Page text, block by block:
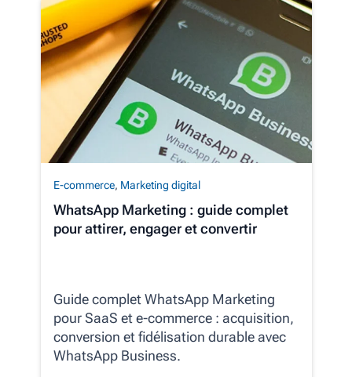
E-commerce, Marketing digital
WhatsApp Marketing : guide complet
pour attirer, engager et convertir
Guide complet WhatsApp Marketing
pour SaaS et e‑commerce : acquisition,
conversion et fidélisation durable avec
WhatsApp Business.